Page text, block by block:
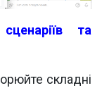
та
складні